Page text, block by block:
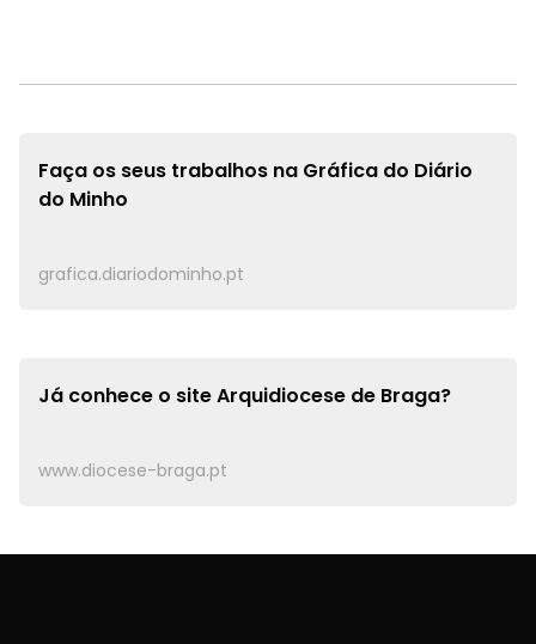
Faça os seus trabalhos na Gráfica do Diário
do Minho
grafica.diariodominho.pt
Já conhece o siteArquidiocese de Braga?
www.diocese-braga.pt